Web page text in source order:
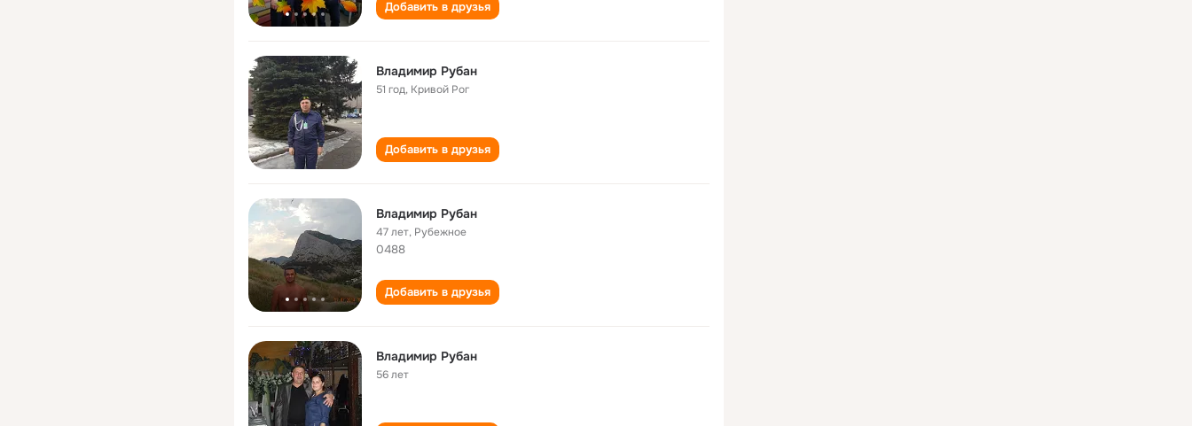
Добавить в друзья
Владимир Рубан
51 год, Кривой Рог
Добавить в друзья
Владимир Рубан
47 лет, Рубежное
0488
Добавить в друзья
Владимир Рубан
56 лет